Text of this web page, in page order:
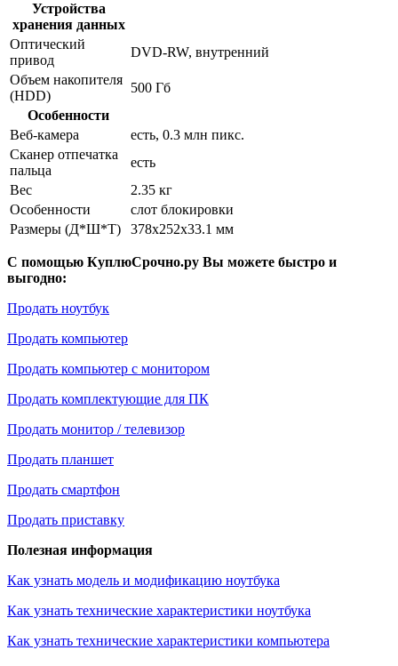
Устройства
хранения данных
Оптический
привод
DVD-RW, внутренний
Объем накопителя
(HDD)
500 Гб
Особенности
Веб-камера
есть, 0.3 млн пикс.
Сканер отпечатка
пальца
есть
Вес
2.35 кг
Особенности
слот блокировки
Размеры (Д*Ш*Т)
378x252x33.1 мм
С помощью КуплюСрочно.ру Вы можете быстро и
выгодно:
Продать ноутбук
Продать компьютер
Продать компьютер с монитором
Продать комплектующие для ПК
Продать монитор / телевизор
Продать планшет
Продать смартфон
Продать приставку
Полезная информация
Как узнать модель и модификацию ноутбука
Как узнать технические характеристики ноутбука
Как узнать технические характеристики компьютера